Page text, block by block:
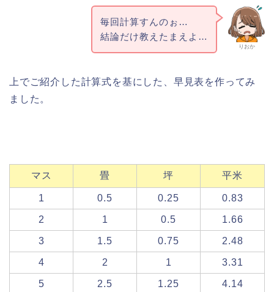
りおか
毎回計算すんのぉ…
結論だけ教えたまえよ…
上でご紹介した計算式を基にした、早見表を作ってみ
ました。
マス 畳 坪 平米
1 0.5 0.25 0.83
2 1 0.5 1.66
3 1.5 0.75 2.48
4 2 1 3.31
5 2.5 1.25 4.14